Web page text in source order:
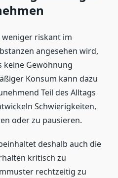
riskant im
angesehen wird,
keine Gewöhnung
Konsum kann dazu
Teil des Alltags
Schwierigkeiten,
oder zu pausieren.
deshalb auch die
kritisch zu
rechtzeitig zu